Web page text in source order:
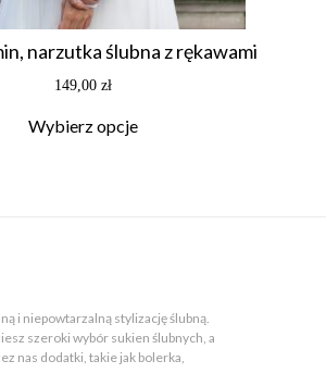
narzutka ślubna z rękawami
149,00 zł
Wybierz opcje
i niepowtarzalną stylizację ślubną.
szeroki wybór sukien ślubnych, a
nas dodatki, takie jak bolerka,